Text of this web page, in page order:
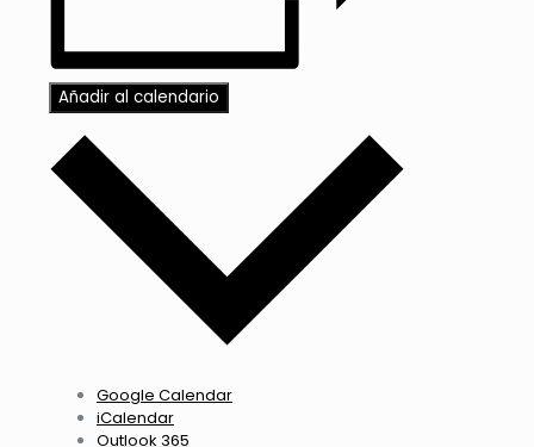
Añadir al calendario
Google Calendar
iCalendar
Outlook 365